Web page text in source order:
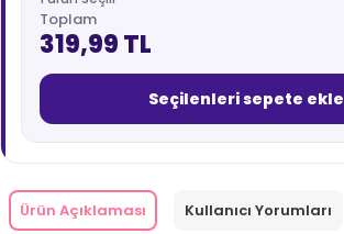
Toplam
319,99 TL
Seçilenleri sepete ekle
Ürün Açıklaması Kullanıcı Yorumları